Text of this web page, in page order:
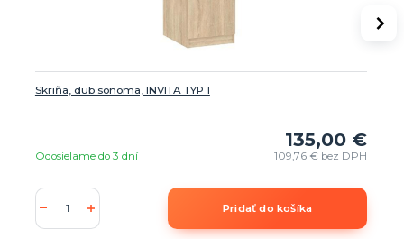
Skriňa, dub sonoma, INVITA TYP 1
135,00 €
109,76 € bez DPH
Odosielame do 3 dní
Pridať do košíka